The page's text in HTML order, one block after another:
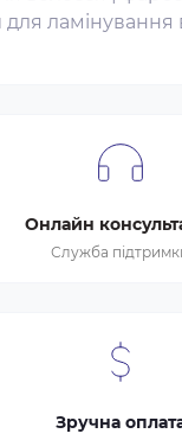
ламінування
Онлайн
Служба
Зручна